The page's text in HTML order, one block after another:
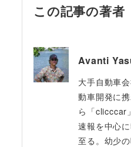
この記事の著者
Avanti
大手自動車
動車開発に
ら「clicccar
速報を中心
至る。幼少